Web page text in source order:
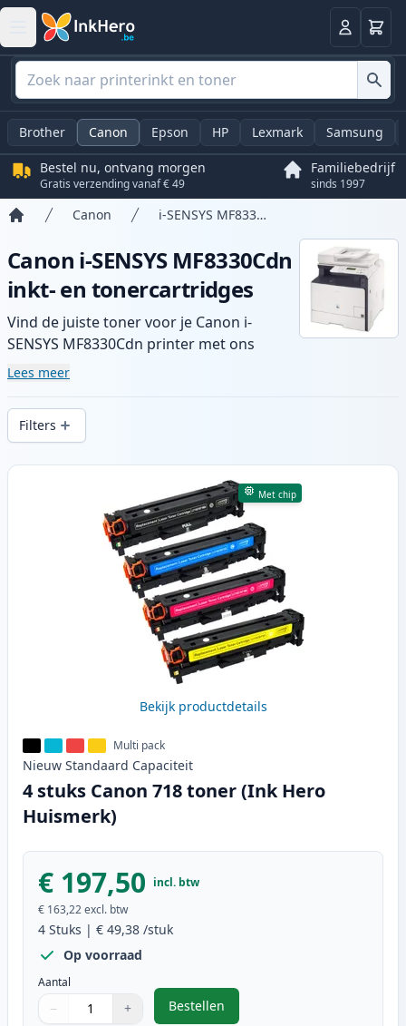
Log in
Brother Canon Epson HP Lexmark Samsung
Bestel nu, ontvang morgen
Gratis verzending vanaf € 49
Familiebedrijf
sinds 1997
Canon i-SENSYS MF8330Cdn
Canon i-SENSYS MF8330Cdn
inkt- en tonercartridges
Vind de juiste toner voor je Canon i-
SENSYS MF8330Cdn printer met ons
assortiment compatibele en high-yield
printkwaliteit en snelle levering vanuit
lokale voorraad in .
Lees meer
Filters
Producten
Met chip
Bekijk productdetails
Multi pack
Nieuw Standaard Capaciteit
4 stuks Canon 718 toner (Ink Hero
Huismerk)
€ 197,50 incl. btw
€ 163,22excl. btw
4 Stuks | € 49,38 /stuk
Op voorraad
Aantal
Gebruik de knoppen om aan te passen
− +
1
Bestellen
,4 stuks Canon 718 toner (Ink